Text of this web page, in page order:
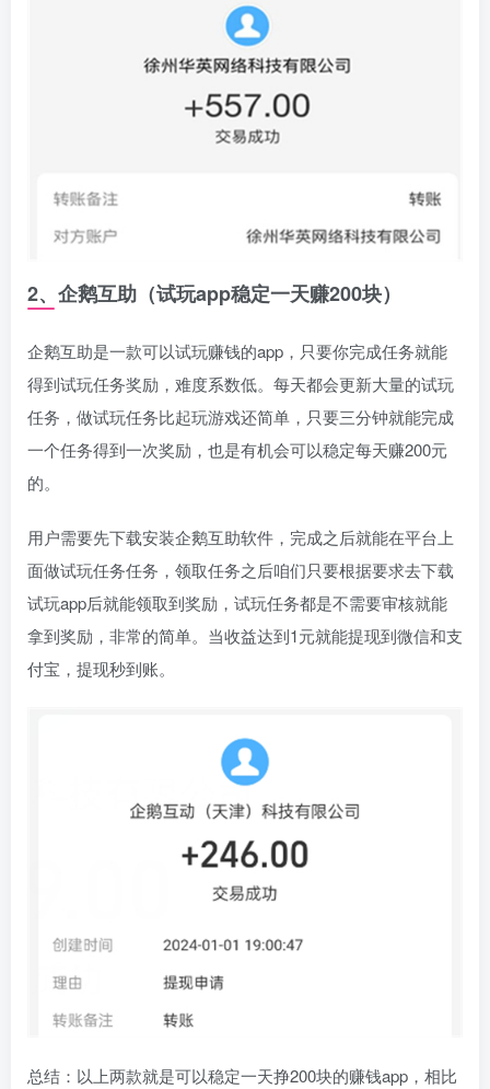
2、企鹅互助（试玩app稳定一天赚200块）
企鹅互助是一款可以试玩赚钱的app，只要你完成任务就能
得到试玩任务奖励，难度系数低。每天都会更新大量的试玩
任务，做试玩任务比起玩游戏还简单，只要三分钟就能完成
一个任务得到一次奖励，也是有机会可以稳定每天赚200元
的。
用户需要先下载安装企鹅互助软件，完成之后就能在平台上
面做试玩任务任务，领取任务之后咱们只要根据要求去下载
试玩app后就能领取到奖励，试玩任务都是不需要审核就能
拿到奖励，非常的简单。当收益达到1元就能提现到微信和支
付宝，提现秒到账。
总结：以上两款就是可以稳定一天挣200块的赚钱app，相比